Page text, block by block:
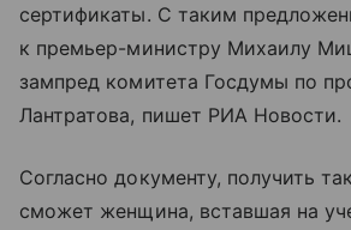
сертификаты. С таким
к премьер-министру Михаилу
зампред комитета Госдумы по
Лантратова, пишет РИА Новости.
Согласно документу, получить
сможет женщина, вставшая на